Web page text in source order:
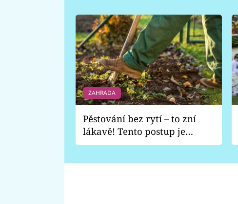
ZAHRADA
Pěstování bez rytí – to zní
lákavě! Tento postup je
vhodný jen pro některé